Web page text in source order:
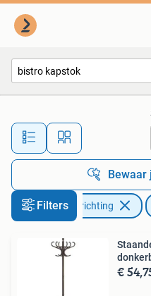
Alle
Bewaar
Filters
Huis en Inrichting
€